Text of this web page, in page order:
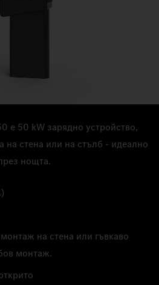
е 50 kW зарядно устройство,
на стена или на стълб - идеално
нощта.
на стена или гъвкаво
монтаж.